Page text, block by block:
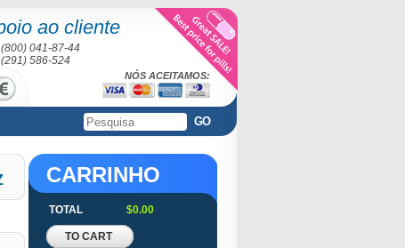
ao cliente
041-87-44
586-524
NÓS ACEITAMOS:
GO
CARRINHO
TOTAL $0.00
TO CART